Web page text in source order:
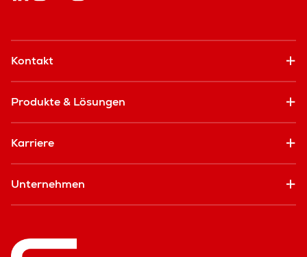
Kontakt
Produkte & Lösungen
Karriere
Unternehmen